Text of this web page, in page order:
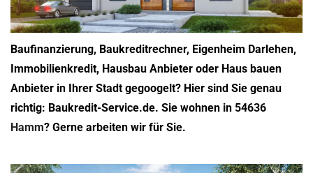
Baufinanzierung, Baukreditrechner, Eigenheim Darlehen,
Immobilienkredit, Hausbau Anbieter oder Haus bauen
Anbieter in Ihrer Stadt gegoogelt? Hier sind Sie genau
richtig: Baukredit-Service.de. Sie wohnen in 54636
Hamm? Gerne arbeiten wir für Sie.